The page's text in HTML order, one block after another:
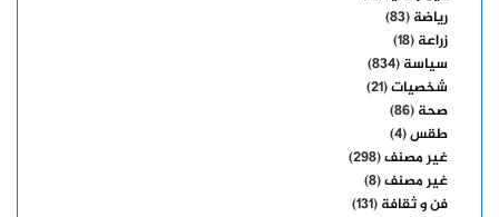
رياضة(83)
زراعة(18)
سياسة(834)
شخصيات(21)
صحة(86)
طقس(4)
غير مصنف(298)
غير مصنف(8)
فن و ثقافة(131)